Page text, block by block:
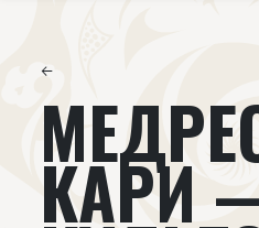
Авторы
Издательство
←
КАРИ